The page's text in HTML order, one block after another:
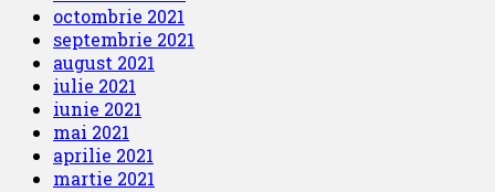
octombrie 2021
septembrie 2021
august 2021
iulie 2021
iunie 2021
mai 2021
aprilie 2021
martie 2021